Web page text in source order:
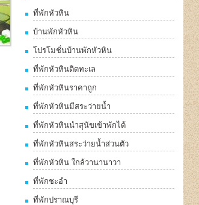
ที่พักหัวหิน
บ้านพักหัวหิน
โปรโมชั่นบ้านพักหัวหิน
ที่พักหัวหินติดทะเล
ที่พักหัวหินราคาถูก
ที่พักหัวหินมีสระว่ายน้ำ
ที่พักหัวหินนำสุนัขเข้าพักได้
ที่พักหัวหินสระว่ายน้ำส่วนตัว
ที่พักหัวหิน ใกล้วานานาวา
ที่พักชะอำ
ที่พักปราณบุรี